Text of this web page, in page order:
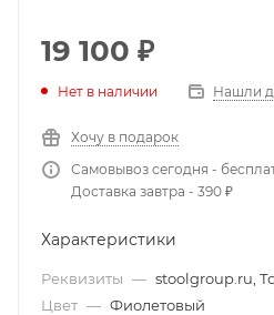
19 100 ₽
Нет в наличии Нашли
Хочу в подарок
Самовывоз сегодня -
Доставка завтра - 390 ₽
Характеристики
Реквизиты — stoolgroup.ru,
Цвет — Фиолетовый